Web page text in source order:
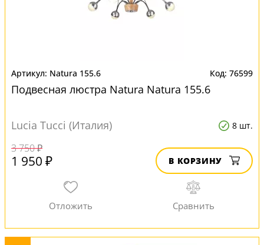
Natura 155.6 76599
Подвесная люстра Natura Natura 155.6
Lucia Tucci (Италия) 8 шт.
3 750 ₽
1 950 ₽ В КОРЗИНУ